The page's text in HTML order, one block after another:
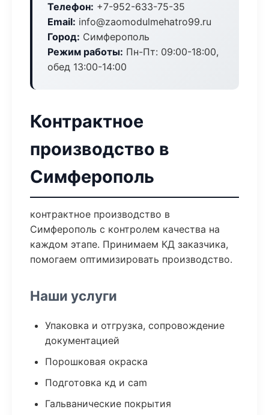
Телефон: +7-952-633-75-35
Email: info@zaomodulmehatro99.ru
Город: Симферополь
Режим работы: Пн-Пт: 09:00-18:00,
обед 13:00-14:00
Контрактное
производство в
Симферополь
контрактное производство в
Симферополь с контролем качества на
каждом этапе. Принимаем КД заказчика,
помогаем оптимизировать производство.
Наши услуги
Упаковка и отгрузка, сопровождение
документацией
Порошковая окраска
Подготовка кд и cam
Гальванические покрытия